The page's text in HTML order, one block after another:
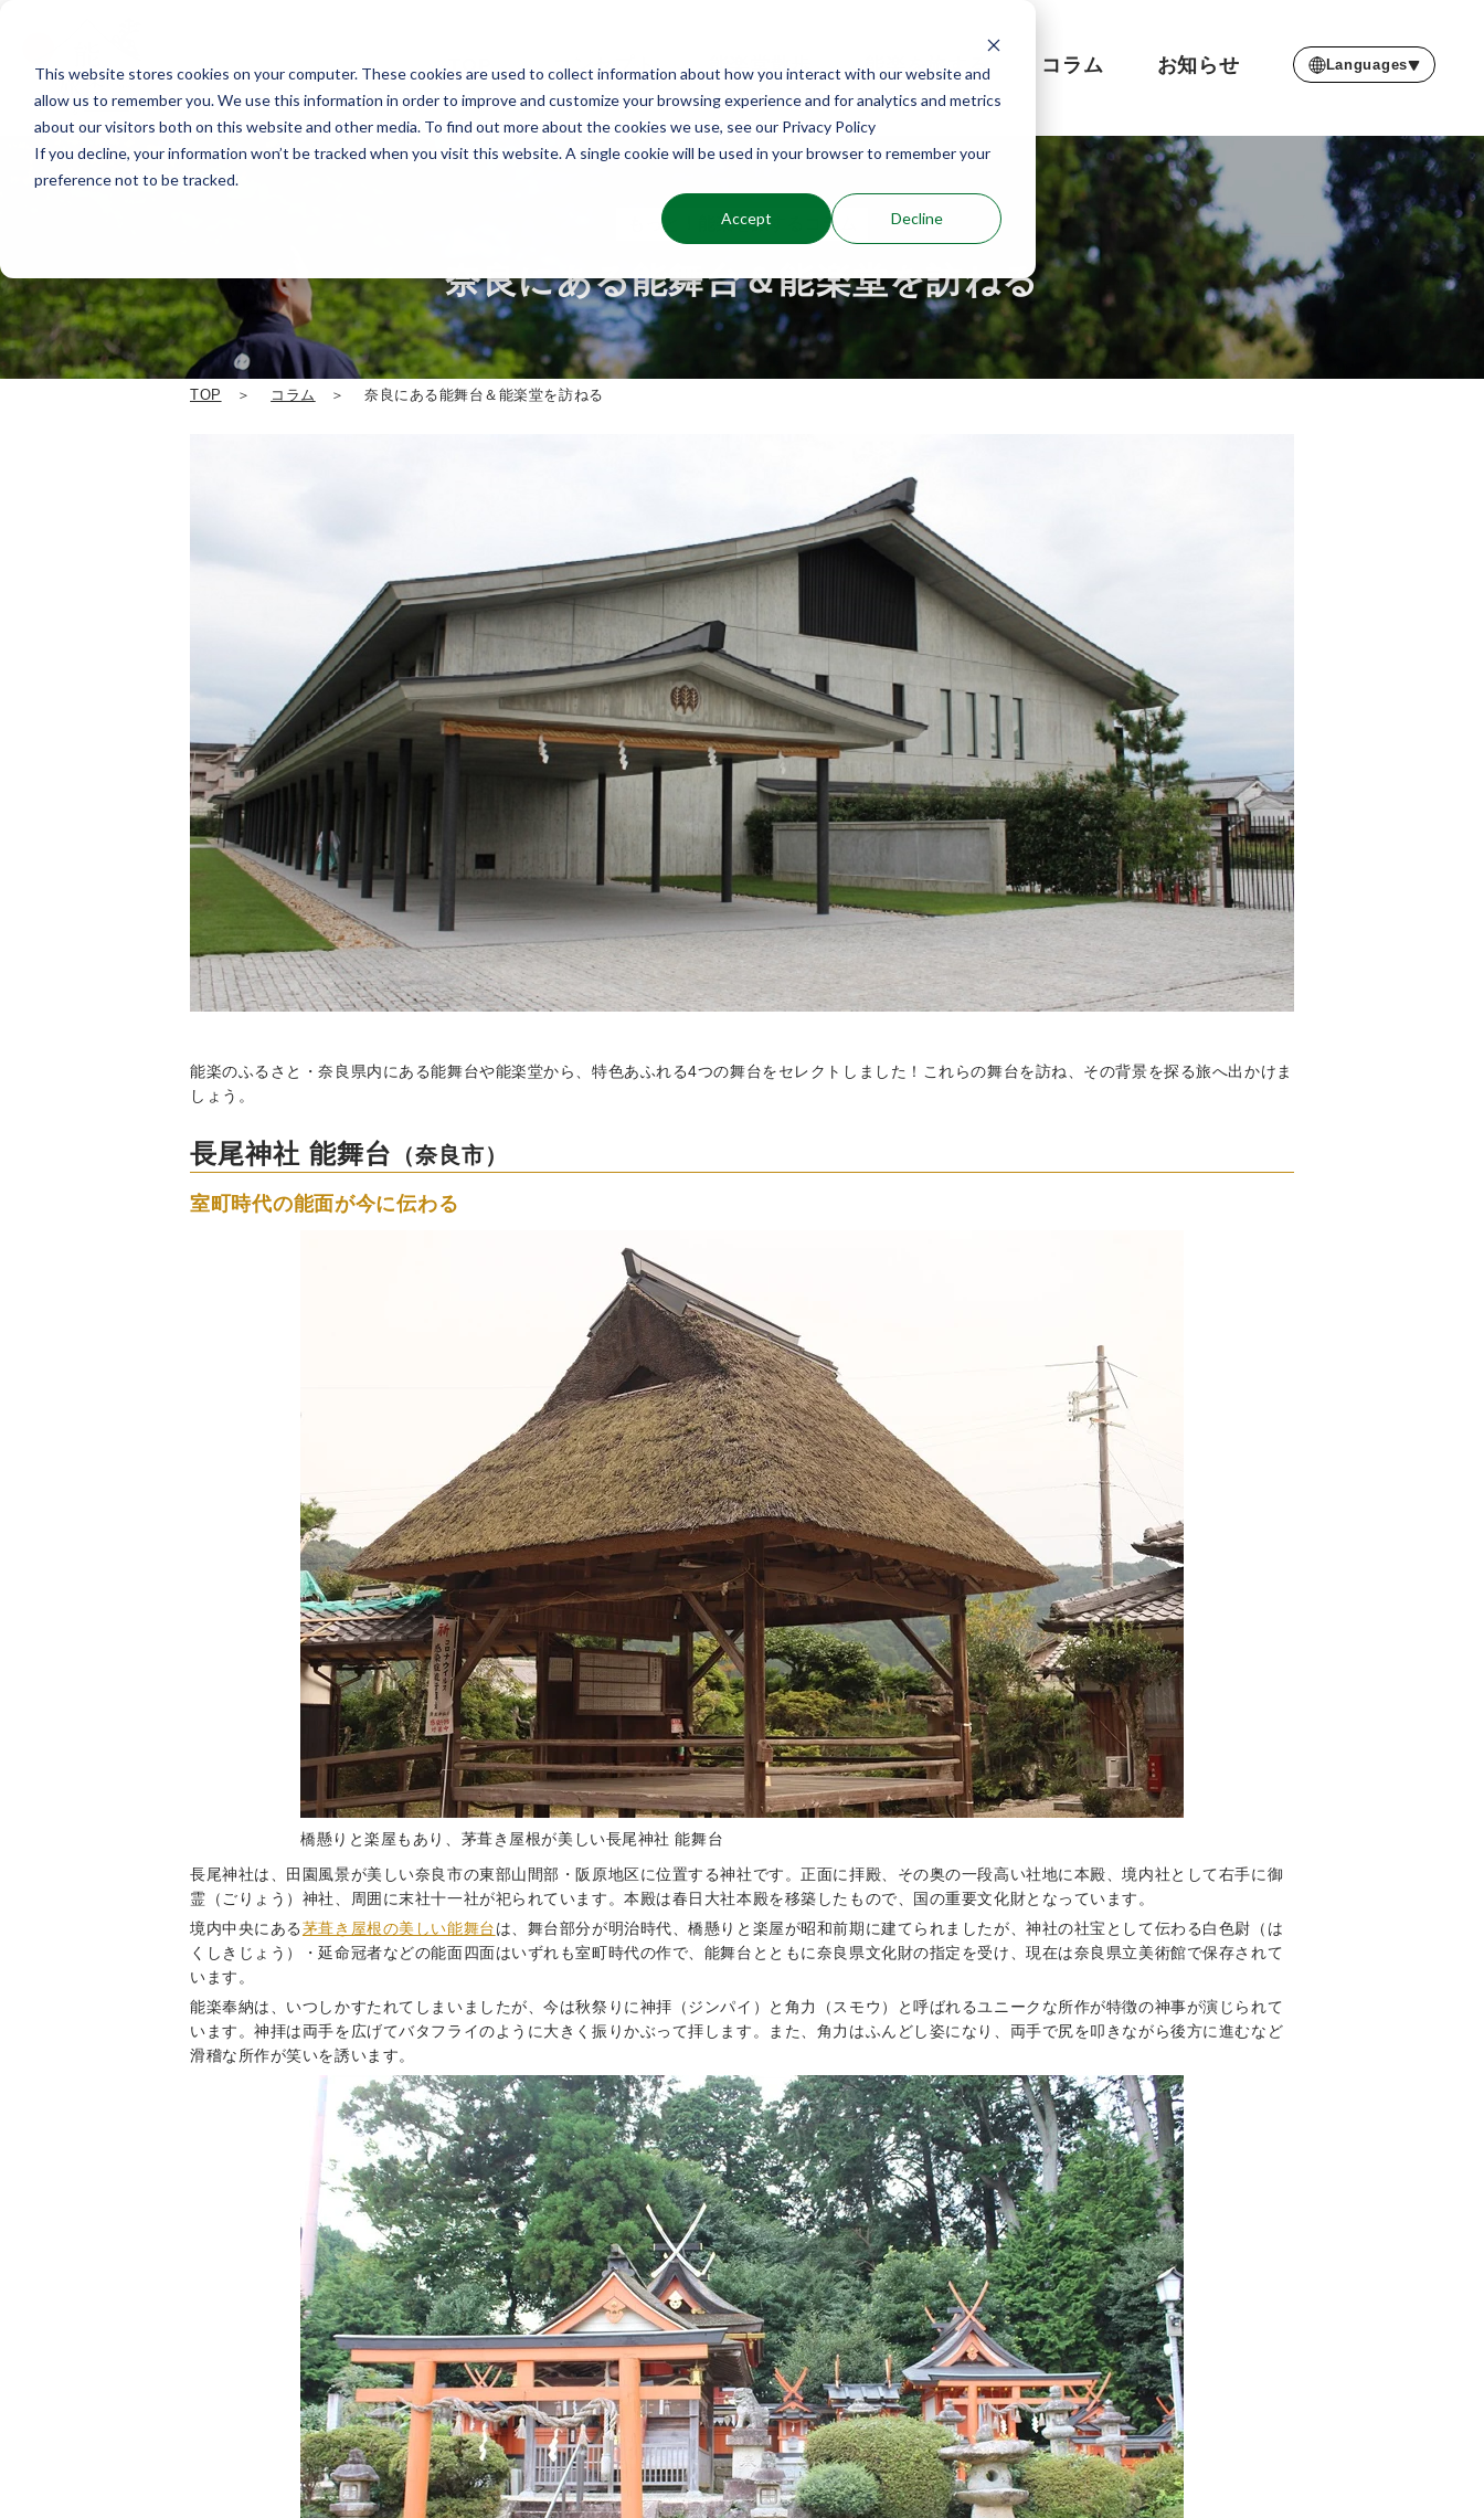
This website stores cookies on your computer. These cookies are used to collect information about how you interact with our website and
allow us to remember you. We use this information in order to improve and customize your browsing experience and for analytics and metrics
about our visitors both on this website and other media. To find out more about the cookies we use, see our Privacy Policy
If you decline, your information won’t be tracked when you visit this website. A single cookie will be used in your browser to remember your
preference not to be tracked.
Accept Decline
コンセプト 能楽堂散歩 能楽を旅する コラム お知らせ Languages
もっと！能楽を旅するコラム
奈良にある能舞台＆能楽堂を訪ねる
TOP コラム 奈良にある能舞台＆能楽堂を訪ねる
能楽のふるさと・奈良県内にある能舞台や能楽堂から、特色あふれる4つの舞台をセレクトしました！これらの舞台を訪ね、その背景を探る旅へ出かけま
しょう。
長尾神社 能舞台 （奈良市）
室町時代の能面が今に伝わる
橋懸りと楽屋もあり、茅葺き屋根が美しい長尾神社 能舞台
長尾神社は、田園風景が美しい奈良市の東部山間部・阪原地区に位置する神社です。正面に拝殿、その奥の一段高い社地に本殿、境内社として右手に御
霊（ごりょう）神社、周囲に末社十一社が祀られています。本殿は春日大社本殿を移築したもので、国の重要文化財となっています。
境内中央にある茅葺き屋根の美しい能舞台は、舞台部分が明治時代、橋懸りと楽屋が昭和前期に建てられましたが、神社の社宝として伝わる白色尉（は
くしきじょう）・延命冠者などの能面四面はいずれも室町時代の作で、能舞台とともに奈良県文化財の指定を受け、現在は奈良県立美術館で保存されて
います。
能楽奉納は、いつしかすたれてしまいましたが、今は秋祭りに神拝（ジンパイ）と角力（スモウ）と呼ばれるユニークな所作が特徴の神事が演じられて
います。神拝は両手を広げてバタフライのように大きく振りかぶって拝します。また、角力はふんどし姿になり、両手で尻を叩きながら後方に進むなど
滑稽な所作が笑いを誘います。